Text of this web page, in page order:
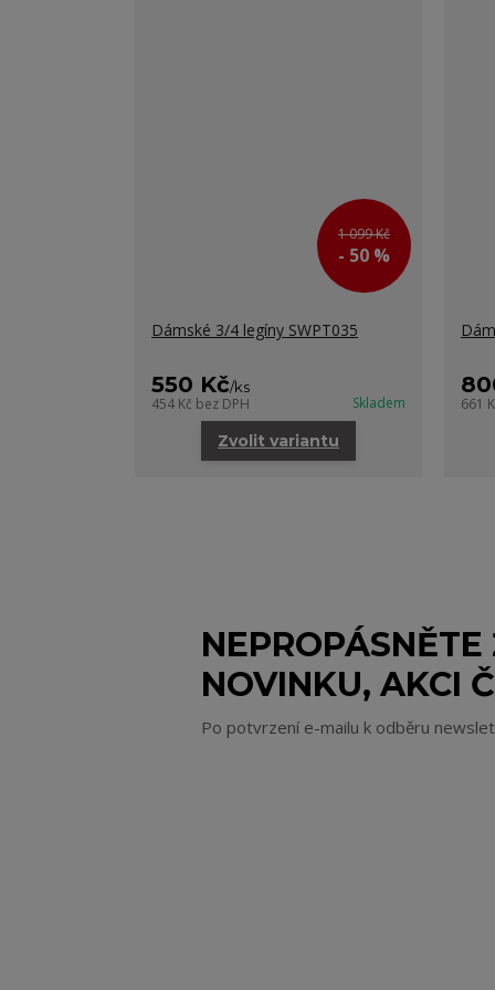
1 099 Kč
- 50 %
Dámské 3/4 legíny SWPT035
550 Kč/ks
454 Kč bez DPH Skladem
Zvolit variantu
661
NOVINKU, AKCI
Po potvrzení e-mailu k odběru